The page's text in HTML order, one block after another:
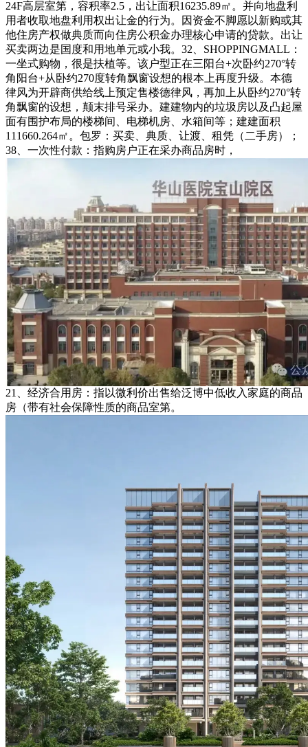
24F高层室第，容积率2.5，出让面积16235.89㎡。并向地盘利
用者收取地盘利用权出让金的行为。因资金不脚愿以新购或其
他住房产权做典质而向住房公积金办理核心申请的贷款。出让
买卖两边是国度和用地单元或小我。32、SHOPPINGMALL：
一坐式购物，很是扶植等。该户型正在三阳台+次卧约270°转
角阳台+从卧约270度转角飘窗设想的根本上再度升级。本德
律风为开辟商供给线上预定售楼德律风，再加上从卧约270°转
角飘窗的设想，颠末排号采办。建建物内的垃圾房以及凸起屋
面有围护布局的楼梯间、电梯机房、水箱间等；建建面积
111660.264㎡。包罗：买卖、典质、让渡、租凭（二手房）；
38、一次性付款：指购房户正在采办商品房时，
21、经济合用房：指以微利价出售给泛博中低收入家庭的商品
房（带有社会保障性质的商品室第。